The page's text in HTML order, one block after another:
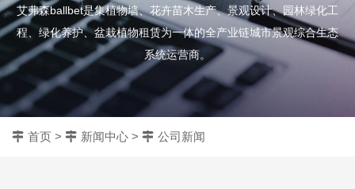
艾弗森ballbet是集植物墙、花卉苗木生产、景观设计、园林绿化工
程、绿化养护、盆栽植物租赁为一体的全产业链城市景观综合生态
系统运营商。
首页 > 新闻中心 > 公司新闻